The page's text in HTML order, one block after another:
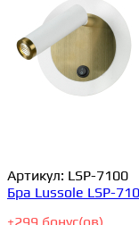
Артикул: LSP-7100
Бра Lussole LSP-